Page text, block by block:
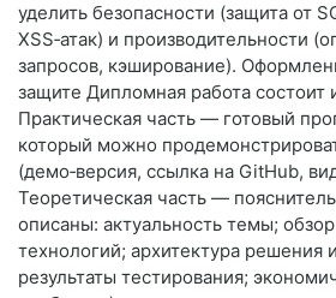
уделить безопасности (защита от
XSS‑атак) и производительности
запросов, кэширование).
защите Дипломная работа состоит
Практическая часть — готовый
который можно
(демо‑версия, ссылка на GitHub,
Теоретическая часть —
описаны: актуальность темы;
технологий; архитектура решения
результаты тестирования;